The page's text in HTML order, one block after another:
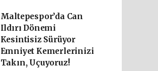
Maltepespor’da Can
Ildırı Dönemi
Kesintisiz Sürüyor
Emniyet Kemerlerinizi
Takın, Uçuyoruz!